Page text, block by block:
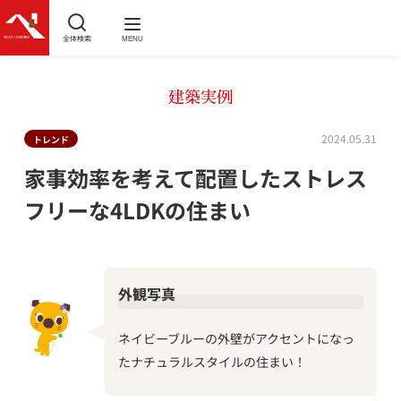
全体検索 MENU
建築実例
トレンド 2024.05.31
家事効率を考えて配置したストレス
フリーな4LDKの住まい
外観写真
ネイビーブルーの外壁がアクセントになっ
たナチュラルスタイルの住まい！